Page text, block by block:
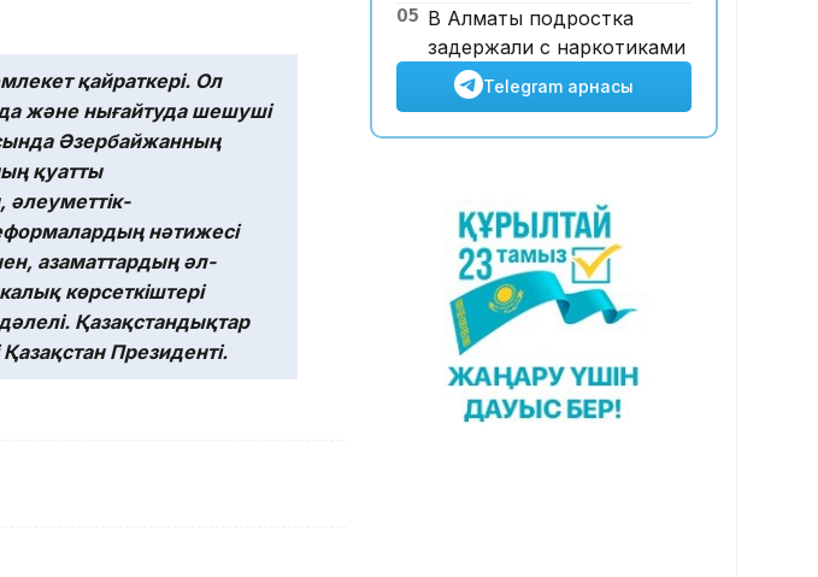
қайраткері. Ол
және нығайтуда шешуші
Әзербайжанның
қуатты
нәтижесі
азаматтардың әл-
көрсеткіштері
Қазақстандықтар
Президенті.
05 В Алматы подростка
задержали с наркотиками
Telegram арнасы